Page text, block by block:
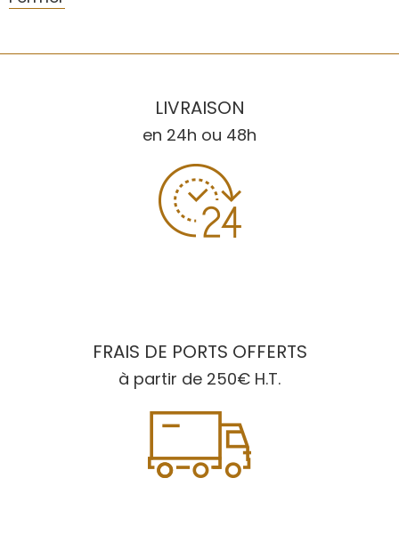
LIVRAISON
en 24h ou 48h
FRAIS DE PORTS OFFERTS
à partir de 250€ H.T.